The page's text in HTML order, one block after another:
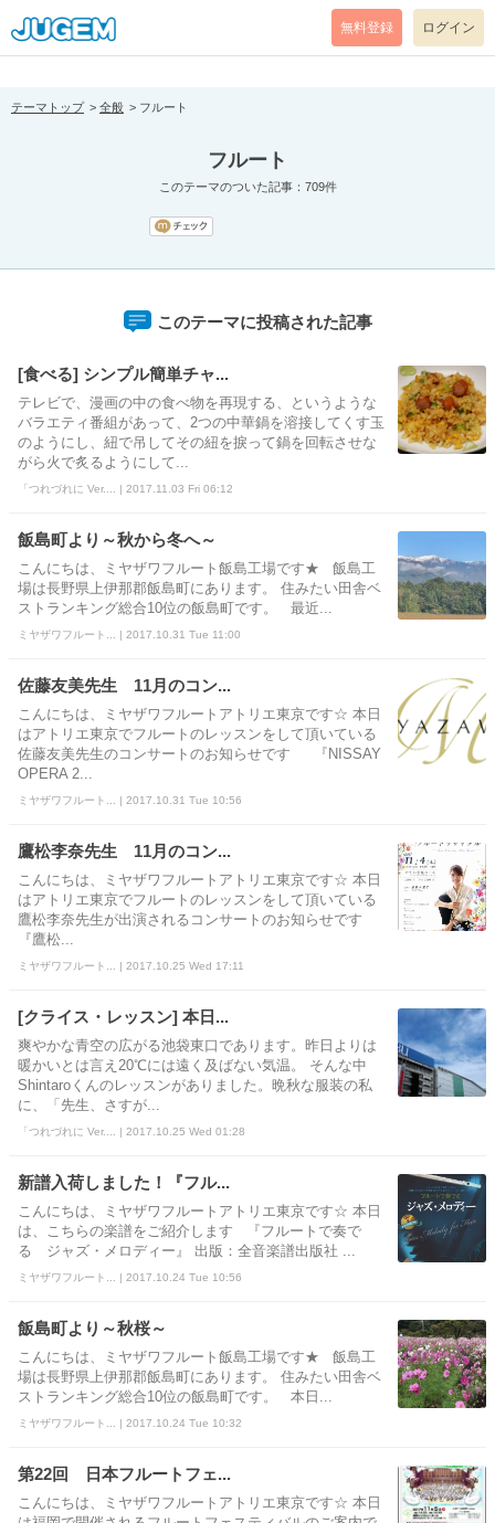
[pear_error: message="Success" code=0 mode=return level=notice
prefix="" info=""]
無料登録 ログイン
テーマトップ 全般 フルート
フルート
このテーマのついた記事：709件
このテーマに投稿された記事
[食べる] シンプル簡単チャ...
テレビで、漫画の中の食べ物を再現する、というような
バラエティ番組があって、2つの中華鍋を溶接してくす玉
のようにし、紐で吊してその紐を捩って鍋を回転させな
がら火で炙るようにして...
「つれづれに Ver.... | 2017.11.03 Fri 06:12
飯島町より～秋から冬へ～
こんにちは、ミヤザワフルート飯島工場です★ 飯島工
場は長野県上伊那郡飯島町にあります。 住みたい田舎ベ
ストランキング総合10位の飯島町です。 最近...
ミヤザワフルート... | 2017.10.31 Tue 11:00
佐藤友美先生 11月のコン...
こんにちは、ミヤザワフルートアトリエ東京です☆ 本日
はアトリエ東京でフルートのレッスンをして頂いている
佐藤友美先生のコンサートのお知らせです 『NISSAY
OPERA 2...
ミヤザワフルート... | 2017.10.31 Tue 10:56
鷹松李奈先生 11月のコン...
こんにちは、ミヤザワフルートアトリエ東京です☆ 本日
はアトリエ東京でフルートのレッスンをして頂いている
鷹松李奈先生が出演されるコンサートのお知らせです
『鷹松...
ミヤザワフルート... | 2017.10.25 Wed 17:11
[クライス・レッスン] 本日...
爽やかな青空の広がる池袋東口であります。昨日よりは
暖かいとは言え20℃には遠く及ばない気温。 そんな中
Shintaroくんのレッスンがありました。晩秋な服装の私
に、「先生、さすが...
「つれづれに Ver.... | 2017.10.25 Wed 01:28
新譜入荷しました！『フル...
こんにちは、ミヤザワフルートアトリエ東京です☆ 本日
は、こちらの楽譜をご紹介します 『フルートで奏で
る ジャズ・メロディー』 出版：全音楽譜出版社 ...
ミヤザワフルート... | 2017.10.24 Tue 10:56
飯島町より～秋桜～
こんにちは、ミヤザワフルート飯島工場です★ 飯島工
場は長野県上伊那郡飯島町にあります。 住みたい田舎ベ
ストランキング総合10位の飯島町です。 本日...
ミヤザワフルート... | 2017.10.24 Tue 10:32
第22回 日本フルートフェ...
こんにちは、ミヤザワフルートアトリエ東京です☆ 本日